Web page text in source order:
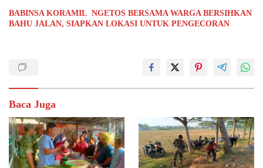
BABINSA KORAMIL NGETOS BERSAMA WARGA BERSIHKAN
BAHU JALAN, SIAPKAN LOKASI UNTUK PENGECORAN
Baca Juga